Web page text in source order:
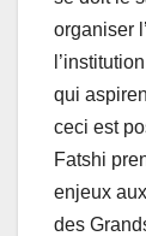
organiser
qui
ceci est
Fatshi
enjeux
des